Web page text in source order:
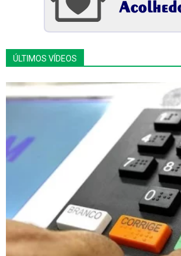
ÚLTIMOS VÍDEOS